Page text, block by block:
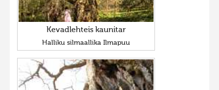
Kevadlehteis kaunitar
Halliku silmaallika Ilmapuu